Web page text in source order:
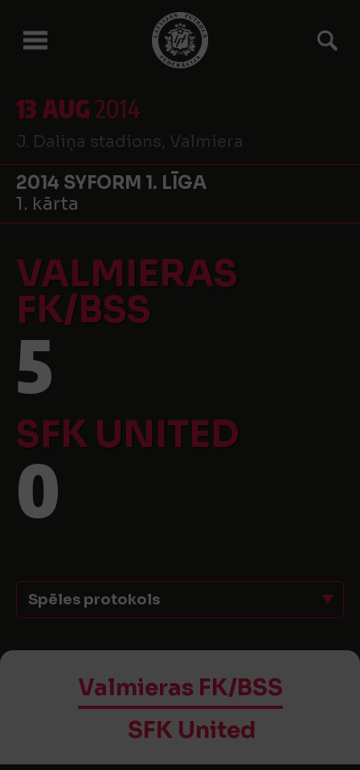
13 AUG2014
J. Daliņa stadions, Valmiera
2014 SYFORM 1. LĪGA
1. kārta
VALMIERAS
FK/BSS
5
SFK UNITED
0
Spēles protokols
Valmieras FK/BSS
SFK United